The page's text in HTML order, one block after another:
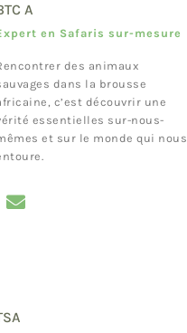
A
en Safaris sur-mesure
des animaux
dans la brousse
c’est découvrir une
essentielles sur-nous-
et sur le monde qui nous